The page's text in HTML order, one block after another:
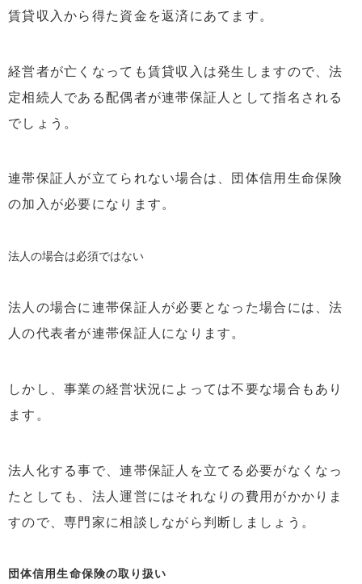
賃貸収入から得た資金を返済にあてます。
経営者が亡くなっても賃貸収入は発生しますので、法
定相続人である配偶者が連帯保証人として指名される
でしょう。
連帯保証人が立てられない場合は、団体信用生命保険
の加入が必要になります。
法人の場合は必須ではない
法人の場合に連帯保証人が必要となった場合には、法
人の代表者が連帯保証人になります。
しかし、事業の経営状況によっては不要な場合もあり
ます。
法人化する事で、連帯保証人を立てる必要がなくなっ
たとしても、法人運営にはそれなりの費用がかかりま
すので、専門家に相談しながら判断しましょう。
団体信用生命保険の取り扱い